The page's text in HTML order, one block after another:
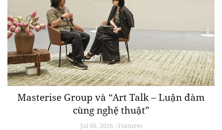
Masterise Group và “Art Talk – Luận đàm
cùng nghệ thuật”
Jul 06, 2026 / Features